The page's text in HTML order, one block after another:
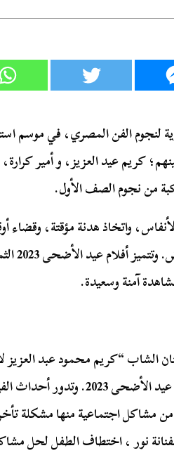
الأضحى 2023 عودة قوية لنجوم الفن المصري،
كريم عيد العزيز، و أمير
من نجوم الصف الأول.
واتخاذ هدنة مؤقتة، وقضاء
العائلة
آمنة وسعيدة.
الشاب “كريم محمود عبد العزيز
“بيت الروبي ” الذي يُعرض ضمن أفلام عيد
مشاكل اجتماعية منها مشكلة
نور ، اختطاف الطفل لحل